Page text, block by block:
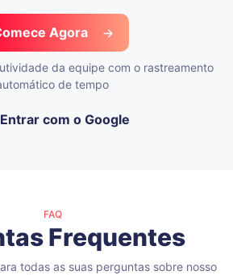
Agora
da equipe com o rastreamento
de tempo
Entrar com o Google
FAQ
Frequentes
todas as suas perguntas sobre nosso